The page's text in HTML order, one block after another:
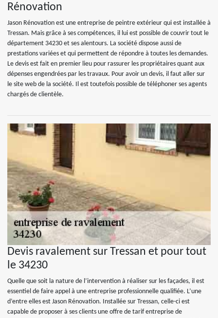
Rénovation
Jason Rénovation est une entreprise de peintre extérieur qui est installée à
Tressan. Mais grâce à ses compétences, il lui est possible de couvrir tout le
département 34230 et ses alentours. La société dispose aussi de
prestations variées et qui permettent de répondre à toutes les demandes.
Le devis est fait en premier lieu pour rassurer les propriétaires quant aux
dépenses engendrées par les travaux. Pour avoir un devis, il faut aller sur
le site web de la société. Il est toutefois possible de téléphoner ses agents
chargés de clientèle.
Devis ravalement sur Tressan et pour tout
le 34230
Quelle que soit la nature de l’intervention à réaliser sur les façades, il est
essentiel de faire appel à une entreprise professionnelle qualifiée. L’une
d’entre elles est Jason Rénovation. Installée sur Tressan, celle-ci est
capable de proposer à ses clients une offre de tarif entreprise de